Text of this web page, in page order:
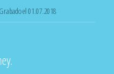
el 01.07.2018